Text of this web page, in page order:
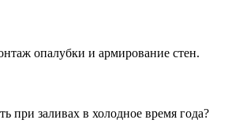
опалубки и армирование стен.
при заливах в холодное время года?